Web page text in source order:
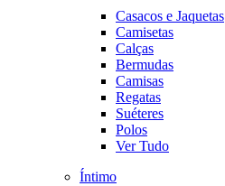
Casacos e Jaquetas
Camisetas
Calças
Bermudas
Camisas
Regatas
Suéteres
Polos
Ver Tudo
Íntimo